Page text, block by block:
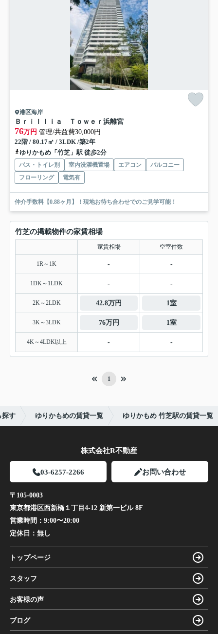
港区海岸
Ｂｒｉｌｌｉａ Ｔｏｗｅｒ浜離宮
76万円 管理/共益費30,000円
22階 / 80.17㎡ / 3LDK /築2年
ゆりかもめ「竹芝」駅 徒歩2分
バス・トイレ別 室内洗濯機置場 エアコン
バルコニー
フローリング
電気有
仲介手数料【0.88ヶ月】！現地お待ち合わせでのご見学可能！
竹芝の掲載物件の家賃相場
家賃相場 空室件数
1R～1K - -
1DK～1LDK - -
2K～2LDK 42.8万円 1室
3K～3LDK 76万円 1室
4K～4LDK以上 - -
1
探す ゆりかもめの賃貸一覧 ゆりかもめ 竹芝駅の賃貸一覧
株式会社R不動産
03-6257-2266 お問い合わせ
〒105-0003
東京都港区西新橋１丁目4-12 新第一ビル 8F
営業時間： 9:00〜20:00
定休日： 無し
トップページ
スタッフ
お客様の声
ブログ